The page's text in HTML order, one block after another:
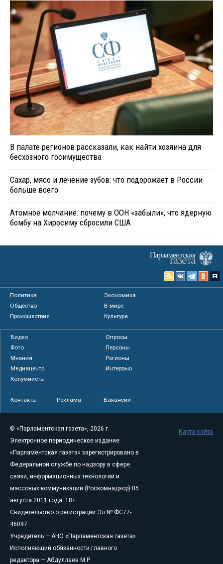
В палате регионов рассказали, как найти хозяина для
бесхозного госимущества
Сахар, мясо и лечение зубов: что подорожает в России
больше всего
Атомное молчание: почему в ООН «забыли», что ядерную
бомбу на Хиросиму сбросили США
Политика
Экономика
Общество
В мире
Происшествия
Культура
Видео
Опросы
Фото
Персоны
Мнения
Регионы
Медиацентр
Интервью
Колумнисты
Контакты Реклама Вакансии
© «Парламентская газета», 2026 г.
Электронное периодическое издание
«Парламентская газета» зарегистрировано в
Федеральной службе по надзору в сфере
связи, информационных технологий и
массовых коммуникаций (Роскомнадзор) 05
августа 2011 года. 18+
Свидетельство о регистрации Эл № ФС77-
46097
Учредитель — АНО «Парламентская газета»
Исполняющий обязанности главного
редактора — Абдуллаев М.Р.
Карта сайта